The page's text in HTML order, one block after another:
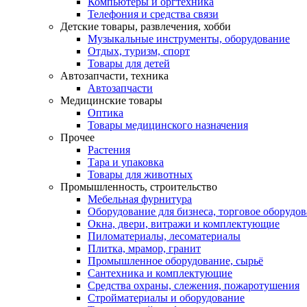
Телефония и средства связи
Детские товары, развлечения, хобби
Музыкальные инструменты, оборудование
Отдых, туризм, спорт
Товары для детей
Автозапчасти, техника
Автозапчасти
Медицинские товары
Оптика
Товары медицинского назначения
Прочее
Растения
Тара и упаковка
Товары для животных
Промышленность, строительство
Мебельная фурнитура
Оборудование для бизнеса, торговое
Окна, двери, витражи и комплектующие
Пиломатериалы, лесоматериалы
Плитка, мрамор, гранит
Промышленное оборудование, сырьё
Сантехника и комплектующие
Средства охраны, слежения, пожаротушения
Стройматериалы и оборудование